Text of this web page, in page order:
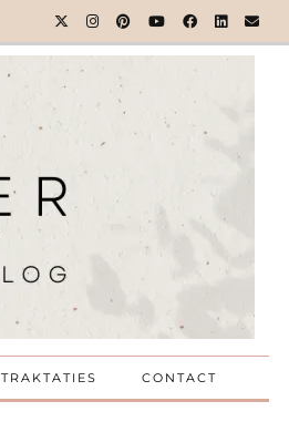
TRAKTATIES CONTACT